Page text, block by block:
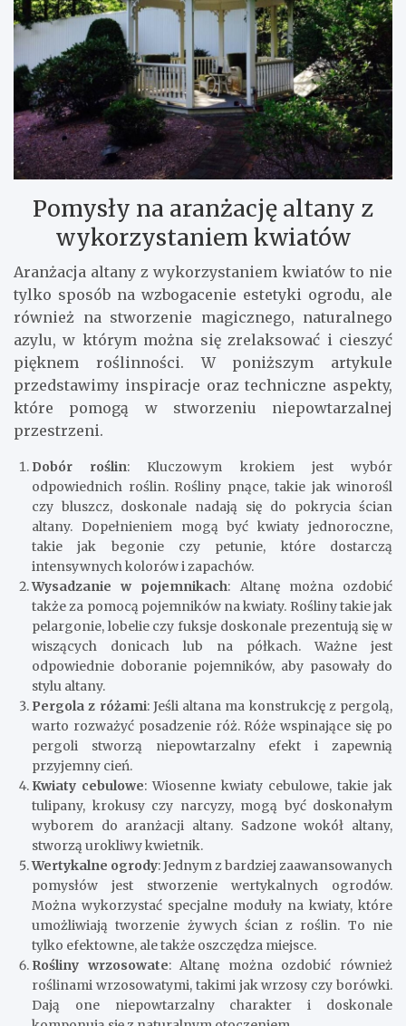
Pomysły na aranżację altany z
wykorzystaniem kwiatów
Aranżacja altany z wykorzystaniem kwiatów to nie
tylko sposób na wzbogacenie estetyki ogrodu, ale
również na stworzenie magicznego, naturalnego
azylu, w którym można się zrelaksować i cieszyć
pięknem roślinności. W poniższym artykule
przedstawimy inspiracje oraz techniczne aspekty,
które pomogą w stworzeniu niepowtarzalnej
przestrzeni.
Dobór roślin: Kluczowym krokiem jest wybór
odpowiednich roślin. Rośliny pnące, takie jak winorośl
czy bluszcz, doskonale nadają się do pokrycia ścian
altany. Dopełnieniem mogą być kwiaty jednoroczne,
takie jak begonie czy petunie, które dostarczą
intensywnych kolorów i zapachów.
Wysadzanie w pojemnikach: Altanę można ozdobić
także za pomocą pojemników na kwiaty. Rośliny takie jak
pelargonie, lobelie czy fuksje doskonale prezentują się w
wiszących donicach lub na półkach. Ważne jest
odpowiednie doboranie pojemników, aby pasowały do
stylu altany.
Pergola z różami: Jeśli altana ma konstrukcję z pergolą,
warto rozważyć posadzenie róż. Róże wspinające się po
pergoli stworzą niepowtarzalny efekt i zapewnią
przyjemny cień.
Kwiaty cebulowe: Wiosenne kwiaty cebulowe, takie jak
tulipany, krokusy czy narcyzy, mogą być doskonałym
wyborem do aranżacji altany. Sadzone wokół altany,
stworzą urokliwy kwietnik.
Wertykalne ogrody: Jednym z bardziej zaawansowanych
pomysłów jest stworzenie wertykalnych ogrodów.
Można wykorzystać specjalne moduły na kwiaty, które
umożliwiają tworzenie żywych ścian z roślin. To nie
tylko efektowne, ale także oszczędza miejsce.
Rośliny wrzosowate: Altanę można ozdobić również
roślinami wrzosowatymi, takimi jak wrzosy czy borówki.
Dają one niepowtarzalny charakter i doskonale